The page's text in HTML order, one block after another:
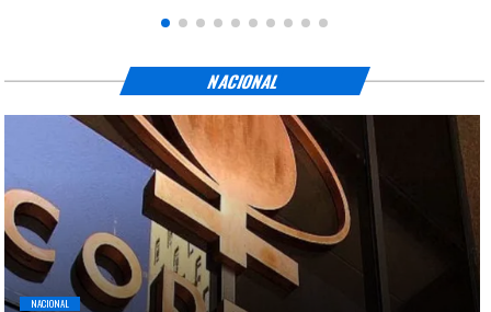
NACIONAL
NACIONAL